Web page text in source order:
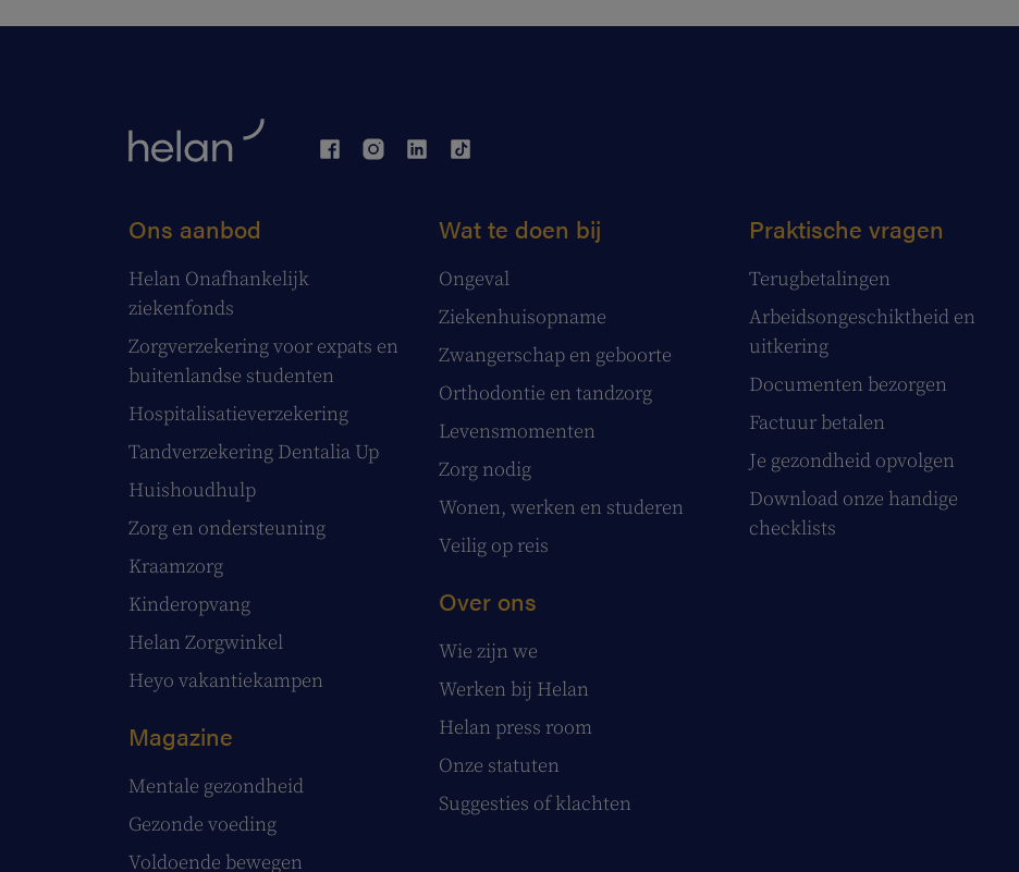
Ons aanbod
Helan Onafhankelijk
ziekenfonds
Zorgverzekering voor expats en
buitenlandse studenten
Hospitalisatieverzekering
Tandverzekering Dentalia Up
Huishoudhulp
Zorg en ondersteuning
Kraamzorg
Kinderopvang
Helan Zorgwinkel
Heyo vakantiekampen
Magazine
Mentale gezondheid
Gezonde voeding
Voldoende bewegen
Wat te doen bij
Ongeval
Ziekenhuisopname
Zwangerschap en geboorte
Orthodontie en tandzorg
Levensmomenten
Zorg nodig
Wonen, werken en studeren
Veilig op reis
Over ons
Wie zijn we
Werken bij Helan
Helan press room
Onze statuten
Suggesties of klachten
Praktische vragen
Terugbetalingen
Arbeidsongeschiktheid en
uitkering
Documenten bezorgen
Factuur betalen
Je gezondheid opvolgen
Download onze handige
checklists